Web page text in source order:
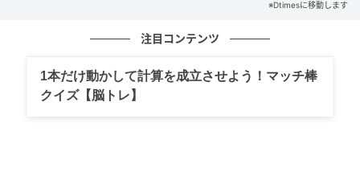
3つのパック構成
※Dtimesに移動します
注目コンテンツ
1本だけ動かして計算を成立させよう！マッチ棒
クイズ【脳トレ】